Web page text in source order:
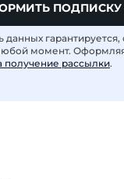
ПОДПИСКУ
гарантируется,
момент.
получение рассылки.